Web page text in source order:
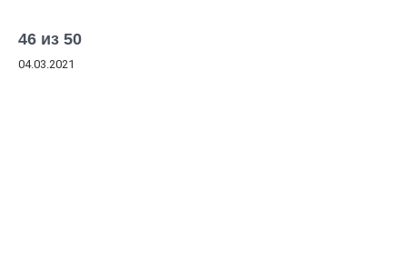
46 из 50
04.03.2021